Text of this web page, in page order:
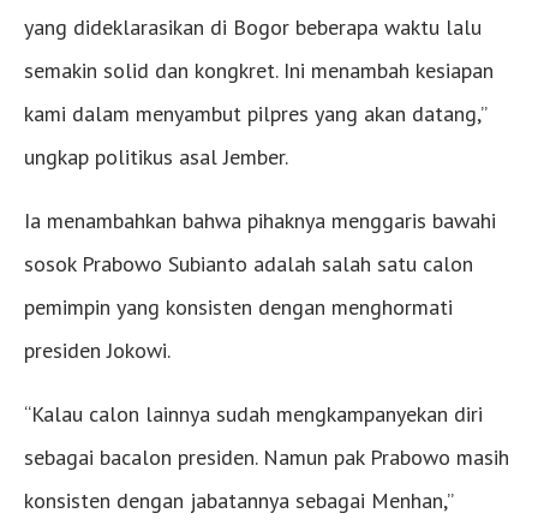
yang dideklarasikan di Bogor beberapa waktu lalu
semakin solid dan kongkret. Ini menambah kesiapan
kami dalam menyambut pilpres yang akan datang,”
ungkap politikus asal Jember.
Ia menambahkan bahwa pihaknya menggaris bawahi
sosok Prabowo Subianto adalah salah satu calon
pemimpin yang konsisten dengan menghormati
presiden Jokowi.
“Kalau calon lainnya sudah mengkampanyekan diri
sebagai bacalon presiden. Namun pak Prabowo masih
konsisten dengan jabatannya sebagai Menhan,”